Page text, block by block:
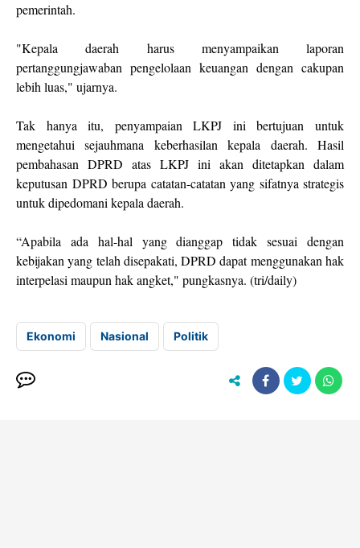
pemerintah.
"Kepala daerah harus menyampaikan laporan
pertanggungjawaban pengelolaan keuangan dengan cakupan
lebih luas," ujarnya.
Tak hanya itu, penyampaian LKPJ ini bertujuan untuk
mengetahui sejauhmana keberhasilan kepala daerah. Hasil
pembahasan DPRD atas LKPJ ini akan ditetapkan dalam
keputusan DPRD berupa catatan-catatan yang sifatnya strategis
untuk dipedomani kepala daerah.
“Apabila ada hal-hal yang dianggap tidak sesuai dengan
kebijakan yang telah disepakati, DPRD dapat menggunakan hak
interpelasi maupun hak angket," pungkasnya. (tri/daily)
Ekonomi Nasional Politik